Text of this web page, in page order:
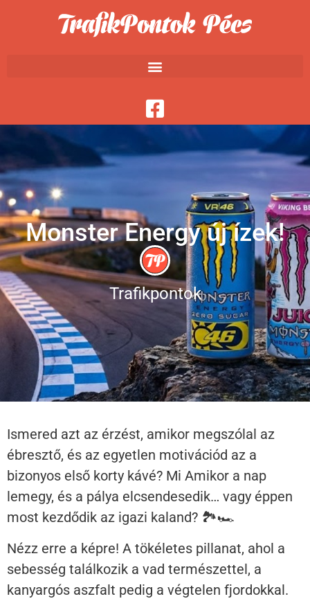
Monster Energy új ízek!
Trafikpontok
Ismered azt az érzést, amikor megszólal az
ébresztő, és az egyetlen motivációd az a
bizonyos első korty kávé? Mi Amikor a nap
lemegy, és a pálya elcsendesedik… vagy éppen
most kezdődik az igazi kaland? 🏞️🏎️
Nézz erre a képre! A tökéletes pillanat, ahol a
sebesség találkozik a vad természettel, a
kanyargós aszfalt pedig a végtelen fjordokkal.